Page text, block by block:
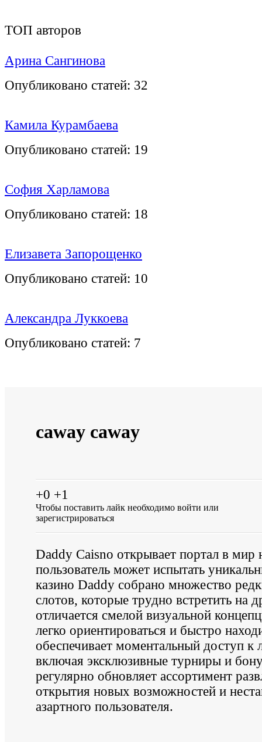
ТОП авторов
Арина Сангинова
Опубликовано статей: 32
Камила Курамбаева
Опубликовано статей: 19
София Харламова
Опубликовано статей: 18
Елизавета Запорощенко
Опубликовано статей: 10
Александра Луккоева
Опубликовано статей: 7
caway caway
+0 +1
Чтобы поставить лайк необходимо войти или
зарегистрироваться
Daddy Caisno открывает портал в мир
пользователь может испытать
казино Daddy собрано множество
слотов, которые трудно встретить на
отличается смелой визуальной
легко ориентироваться и быстро
обеспечивает моментальный доступ
включая эксклюзивные турниры и
регулярно обновляет ассортимент
открытия новых возможностей и
азартного пользователя.